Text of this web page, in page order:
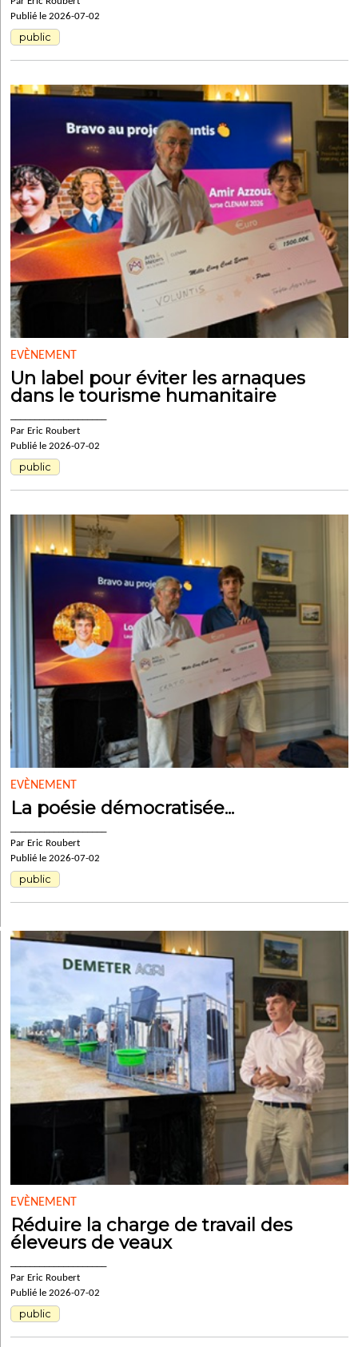
Publié le 2026-07-02
public
EVÈNEMENT
Un label pour éviter les arnaques
dans le tourisme humanitaire
Par Eric Roubert
Publié le 2026-07-02
public
EVÈNEMENT
La poésie démocratisée...
Par Eric Roubert
Publié le 2026-07-02
public
EVÈNEMENT
Réduire la charge de travail des
éleveurs de veaux
Par Eric Roubert
Publié le 2026-07-02
public